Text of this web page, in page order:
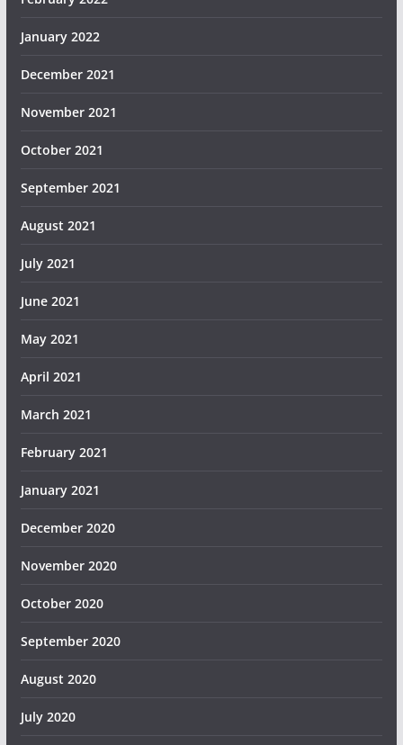
January 2022
December 2021
November 2021
October 2021
September 2021
August 2021
July 2021
June 2021
May 2021
April 2021
March 2021
February 2021
January 2021
December 2020
November 2020
October 2020
September 2020
August 2020
July 2020